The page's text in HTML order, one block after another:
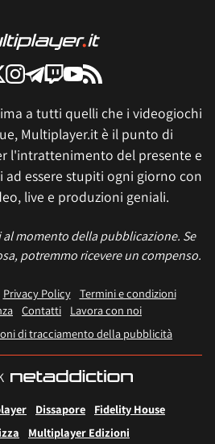
a tutti quelli che i videogiochi
Multiplayer.it è il punto di
l'intrattenimento del presente e
essere stupiti ogni giorno con
live e produzioni geniali.
momento della pubblicazione. Se
potremmo ricevere un compenso.
Privacy Policy
Termini e condizioni
Contatti
Lavora con noi
di tracciamento della pubblicità
Dissapore
Fidelity House
Multiplayer Edizioni